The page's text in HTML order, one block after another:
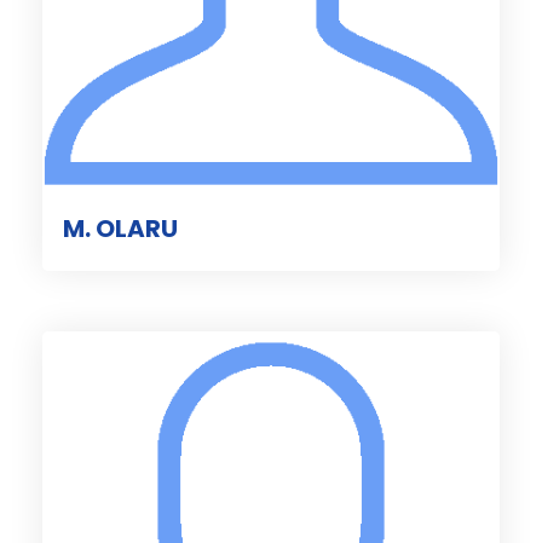
M. OLARU